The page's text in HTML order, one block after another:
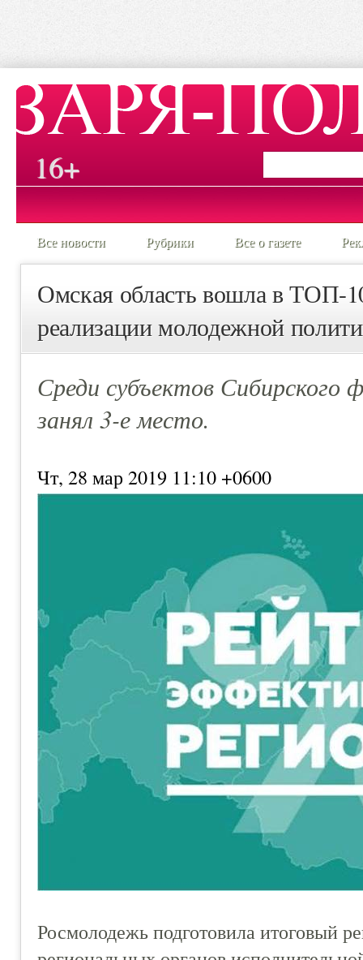
16+
Все новости Рубрики Все о газете
Омская область вошла в ТОП-
реализации молодежной
Среди субъектов Сибирского
занял 3-е место.
Чт, 28 мар 2019 11:10 +0600
Росмолодежь подготовила итоговый